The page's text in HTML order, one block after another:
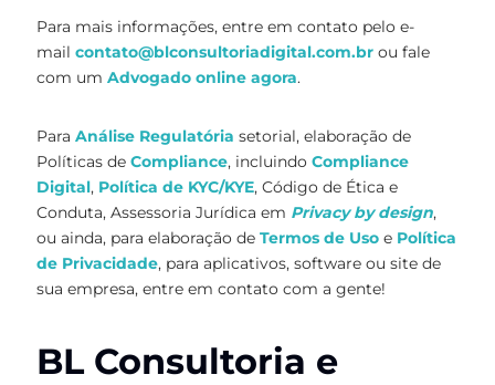
Para mais informações, entre em contato pelo e-
mail contato@blconsultoriadigital.com.br ou fale
com um Advogado online agora.
Para Análise Regulatória setorial, elaboração de
Políticas de Compliance, incluindo Compliance
Digital, Política de KYC/KYE, Código de Ética e
Conduta, Assessoria Jurídica em Privacy by design,
ou ainda, para elaboração de Termos de Uso e Política
de Privacidade, para aplicativos, software ou site de
sua empresa, entre em contato com a gente!
BL Consultoria e